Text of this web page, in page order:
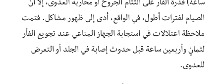
ساعة) قدرة الفأر على التئام الجروح أو محاربة العدوى، إلا أن
الصيام لفترات أطول، في الواقع، أدى إلى ظهور مشاكل. فتمت
ملاحظة اعتلالات في استجابة الجهاز المناعي عند تجويع الفأر
لثمانٍ وأربعين ساعة قبل حدوث إصابة في الجلد أو التعرض
للعدوى.